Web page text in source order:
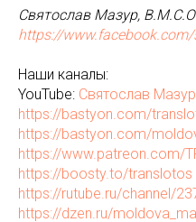
Святослав Мазур,
https://
Наши каналы:
YouTube: Святослав
https://bastyon.com/
https://bastyon.com/
https://www.patreon.com/
https://boosty.to/translotos
https://rutube.ru/channel/
https://dzen.ru/